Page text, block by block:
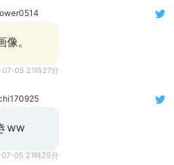
。
07-05 21時27分
ww
05 21時25分